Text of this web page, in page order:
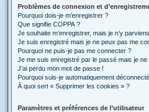
Problèmes de connexion et
Pourquoi dois-je m’enregistrer ?
Que signifie COPPA ?
Je souhaite m’enregistrer, mais je n’y
Je suis enregistré mais je ne peux pas me
Pourquoi ne puis-je pas me connecter ?
Je me suis enregistré par le passé mais je
J’ai perdu mon mot de passe !
Pourquoi suis-je automatiquement
À quoi sert « Supprimer les cookies » ?
Paramètres et préférences de l’utilisateur